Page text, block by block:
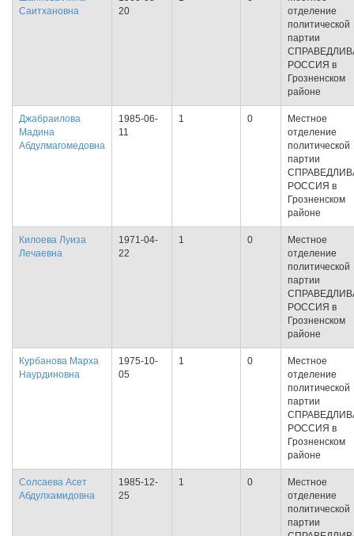
Саитхановна
20
отделение
политической
партии
РОССИЯ в
Грозненском
районе
Джабраилова
Мадина
Абдулмагомедовна
1985-06-
11
1 0
Местное
отделение
политической
партии
РОССИЯ в
Грозненском
районе
Килоева Луиза
Лечаевна
1971-04-
22
1 0
Местное
отделение
политической
партии
РОССИЯ в
Грозненском
районе
Курбанова Марха
Наурдиновна
1975-10-
05
1 0
Местное
отделение
политической
партии
РОССИЯ в
Грозненском
районе
Солсаева Асет
Абдулхамидовна
1985-12-
25
1 0
Местное
отделение
политической
партии